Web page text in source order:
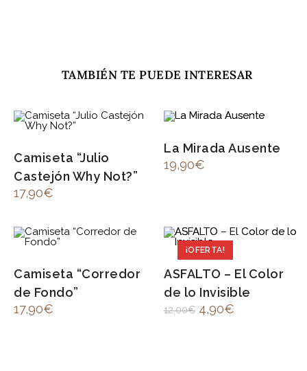
TAMBIÉN TE PUEDE INTERESAR
Camiseta “Julio
Castejón Why Not?”
17,90€
La Mirada Ausente
19,90€
Camiseta “Corredor
de Fondo”
17,90€
¡OFERTA!
ASFALTO – El Color
de lo Invisible
12,00€ 4,90€